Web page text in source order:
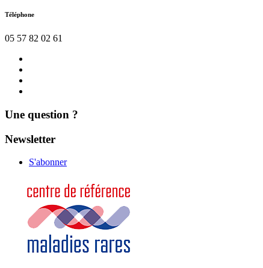
Téléphone
05 57 82 02 61
Une question ?
Newsletter
S'abonner